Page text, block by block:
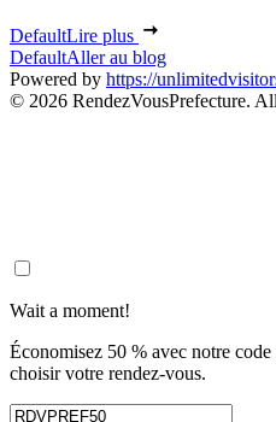
DefaultLire plus
DefaultAller au blog
Powered by https://
© 2026 RendezVousPrefecture.
Wait a moment!
Économisez 50 % avec notre
choisir votre rendez-vous.